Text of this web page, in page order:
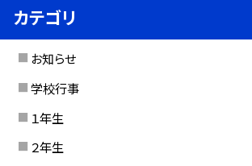
カテゴリ
お知らせ
学校行事
１年生
２年生